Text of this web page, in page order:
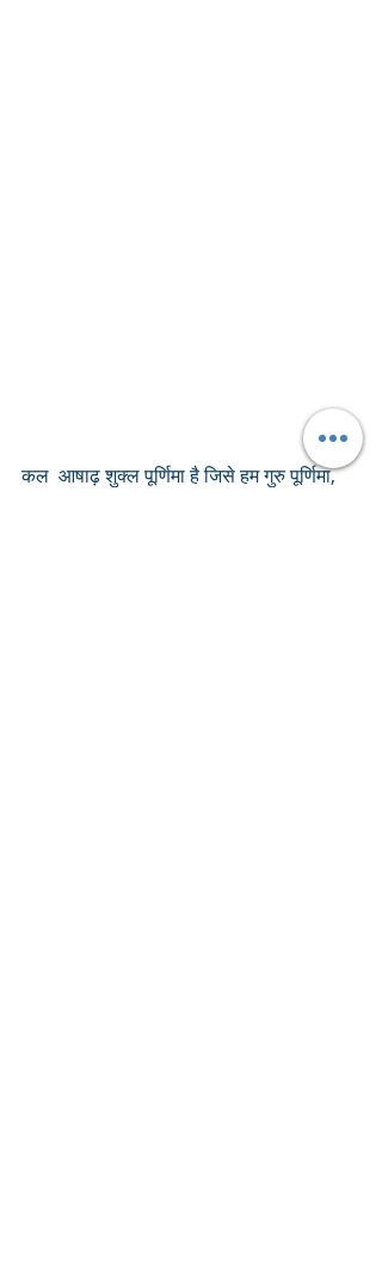
कल  आषाढ़ शुक्ल पूर्णिमा है जिसे हम गुरु पूर्णिमा,